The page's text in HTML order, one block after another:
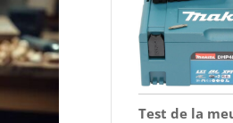
Test de la